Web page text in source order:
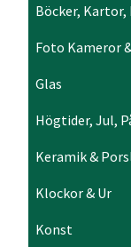
Böcker,
Foto Kameror
Glas
Högtider, Jul,
Keramik &
Klockor & Ur
Konst